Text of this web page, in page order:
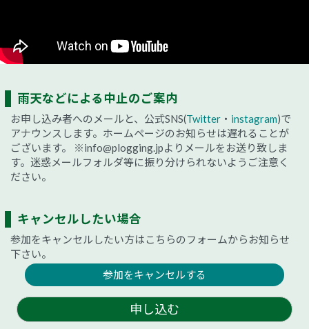
雨天などによる中止のご案内
お申し込み者へのメールと、公式SNS(Twitter ・ instagram)で
アナウンスします。ホームページのお知らせは遅れることが
ございます。
※info@plogging.jpよりメールをお送り致しま
す。迷惑メールフォルダ等に振り分けられないようご注意く
ださい。
キャンセルしたい場合
参加をキャンセルしたい方はこちらのフォームからお知らせ
下さい。
参加をキャンセルする
申し込む